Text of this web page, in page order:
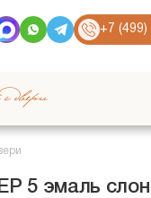
+7
двери
5 эмаль